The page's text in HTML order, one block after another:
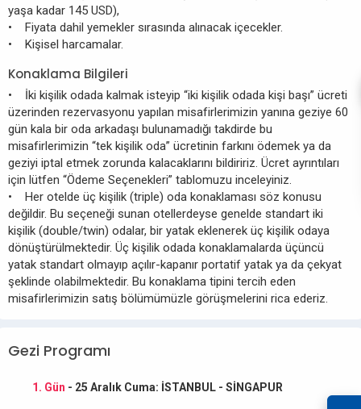
yaşa kadar 145 USD),
• Fiyata dahil yemekler sırasında alınacak içecekler.
• Kişisel harcamalar.
Konaklama Bilgileri
• İki kişilik odada kalmak isteyip “iki kişilik odada kişi başı” ücreti
üzerinden rezervasyonu yapılan misafirlerimizin yanına geziye 60
gün kala bir oda arkadaşı bulunamadığı takdirde bu
misafirlerimizin “tek kişilik oda” ücretinin farkını ödemek ya da
geziyi iptal etmek zorunda kalacaklarını bildiririz. Ücret ayrıntıları
için lütfen “Ödeme Seçenekleri” tablomuzu inceleyiniz.
• Her otelde üç kişilik (triple) oda konaklaması söz konusu
değildir. Bu seçeneği sunan otellerdeyse genelde standart iki
kişilik (double/twin) odalar, bir yatak eklenerek üç kişilik odaya
dönüştürülmektedir. Üç kişilik odada konaklamalarda üçüncü
yatak standart olmayıp açılır-kapanır portatif yatak ya da çekyat
şeklinde olabilmektedir. Bu konaklama tipini tercih eden
misafirlerimizin satış bölümümüzle görüşmelerini rica ederiz.
Gezi Programı
1. Gün - 25 Aralık Cuma: İSTANBUL - SİNGAPUR